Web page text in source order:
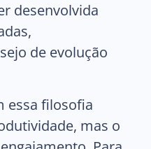
desenvolvida
de evolução
essa filosofia
mas o